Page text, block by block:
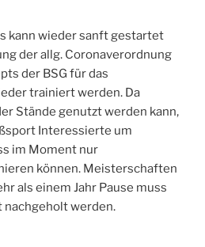
kann wieder sanft gestartet
der allg. Coronaverordnung
der BSG für das
trainiert werden. Da
Stände genutzt werden kann,
Interessierte um
im Moment nur
können. Meisterschaften
als einem Jahr Pause muss
werden.